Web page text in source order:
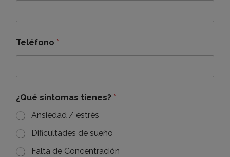
Teléfono *
¿Qué sintomas tienes? *
Ansiedad / estrés
Dificultades de sueño
Falta de Concentración